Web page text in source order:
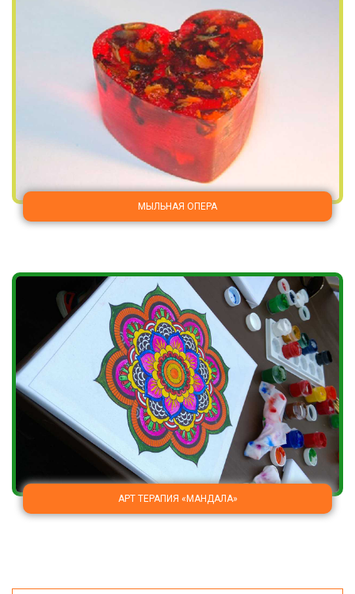
МЫЛЬНАЯ ОПЕРА
АРТ ТЕРАПИЯ «МАНДАЛА»